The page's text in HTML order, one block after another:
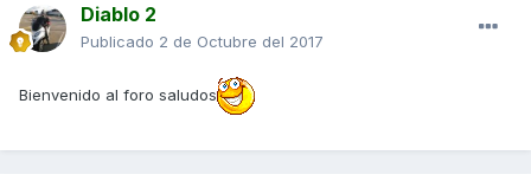
Diablo 2
Publicado 2 de Octubre del 2017
Bienvenido al foro saludos